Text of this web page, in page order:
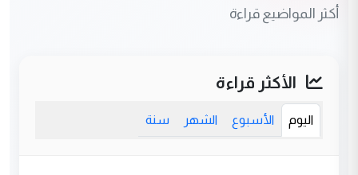
أكثر المواضيع قراءة
الأكثر قراءة
اليوم الأسبوع الشهر سنة